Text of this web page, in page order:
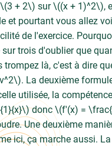
+ 2\) sur \((x + 1)^2\),
et pourtant vous allez
de l'exercice.
trois d'oublier que
trompez là, c'est à dire
La deuxième
utilisée, la
donc \(f'(x) =
Une deuxième
ici, ça marche aussi.